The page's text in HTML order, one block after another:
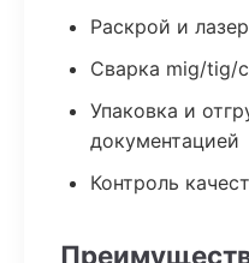
Раскрой и
Сварка mig/tig/
Упаковка и
документацией
Контроль